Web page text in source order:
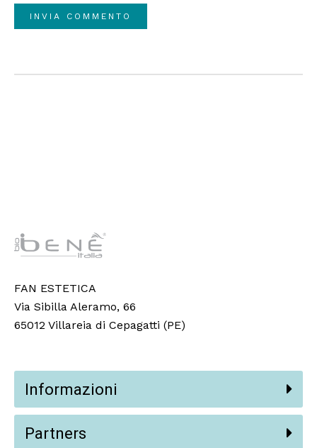
FAN ESTETICA
Via Sibilla Aleramo, 66
65012 Villareia di Cepagatti (PE)
Informazioni
Partners